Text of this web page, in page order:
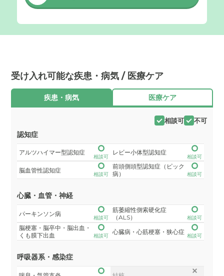
受け入れ可能な疾患・病気 / 医療ケア
疾患・病気 医療ケア
相談可 不可
認知症
アルツハイマー型認知症
相談可
レビー小体型認知症
相談可
脳血管性認知症
相談可
前頭側頭型認知症（ピック
病）
相談可
心臓・血管・神経
パーキンソン病
相談可
筋萎縮性側索硬化症
（ALS）
相談可
脳梗塞・脳卒中・脳出血・
くも膜下出血
相談可
心臓病・心筋梗塞・狭心症
相談可
呼吸器系・感染症